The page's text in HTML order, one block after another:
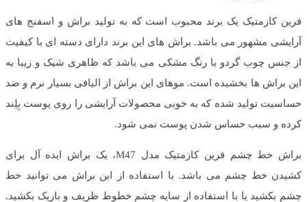
فرین کازمتیک یک برند محبوب است که به تولید براش و اسفنج های
آرایشی مشهور می باشد. براش های این برند دارای دسته ای با کیفیت
از جنس چوب گردو با رنگ مشکی می باشد که ظاهری شیک و زیبا به
این براش ها بخشیده است. موهای این براش از الیافی بسیار نرم و ضد
حساسیت تولید شده که به خوبی محصولات آرایشی را روی پوست بِلِند
کرده و سبب حساس شدن پوست نمی شود.
براش خط چشم فرین کازمتیک مدل M47، یک براش ایده آل برای
کشیدن خط چشم می باشد. با استفاده از این براش می توانید خط
چشم بکشید یا با استفاده از سایه چشم خطوط ظریف و باریک بکشید.